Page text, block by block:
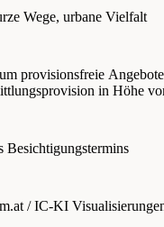
Wege, urbane Vielfalt
provisionsfreie Angebote
in Höhe
Besichtigungstermins
/ IC-KI